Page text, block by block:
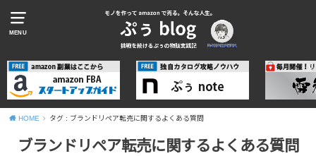
MENU
HOME タグ : ブランドリペア転売に関するよくある質問
ブランドリペア転売に関するよくある質問